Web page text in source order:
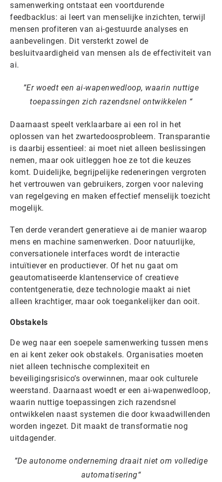
samenwerking ontstaat een voortdurende
feedbacklus: ai leert van menselijke inzichten, terwijl
mensen profiteren van ai-gestuurde analyses en
aanbevelingen. Dit versterkt zowel de
besluitvaardigheid van mensen als de effectiviteit van
ai.
Er woedt een ai-wapenwedloop, waarin nuttige
toepassingen zich razendsnel ontwikkelen
Daarnaast speelt verklaarbare ai een rol in het
oplossen van het zwartedoosprobleem. Transparantie
is daarbij essentieel: ai moet niet alleen beslissingen
nemen, maar ook uitleggen hoe ze tot die keuzes
komt. Duidelijke, begrijpelijke redeneringen vergroten
het vertrouwen van gebruikers, zorgen voor naleving
van regelgeving en maken effectief menselijk toezicht
mogelijk.
Ten derde verandert generatieve ai de manier waarop
mens en machine samenwerken. Door natuurlijke,
conversationele interfaces wordt de interactie
intuïtiever en productiever. Of het nu gaat om
geautomatiseerde klantenservice of creatieve
contentgeneratie, deze technologie maakt ai niet
alleen krachtiger, maar ook toegankelijker dan ooit.
Obstakels
De weg naar een soepele samenwerking tussen mens
en ai kent zeker ook obstakels. Organisaties moeten
niet alleen technische complexiteit en
beveiligingsrisico’s overwinnen, maar ook culturele
weerstand. Daarnaast woedt er een ai-wapenwedloop,
waarin nuttige toepassingen zich razendsnel
ontwikkelen naast systemen die door kwaadwillenden
worden ingezet. Dit maakt de transformatie nog
uitdagender.
De autonome onderneming draait niet om volledige
automatisering